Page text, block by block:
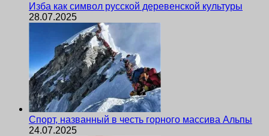
Изба как символ русской деревенской культуры
28.07.2025
Спорт, названный в честь горного массива Альпы
24.07.2025